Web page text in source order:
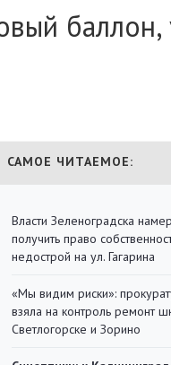
баллон,
САМОЕ ЧИТАЕМОЕ:
Власти Зеленоградска
получить право
недострой на ул. Гагарина
«Мы видим риски»:
взяла на контроль ремонт
Светлогорске и Зорино